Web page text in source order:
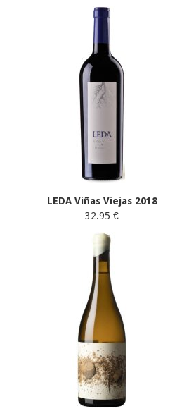
LEDA Viñas Viejas 2018
32.95 €